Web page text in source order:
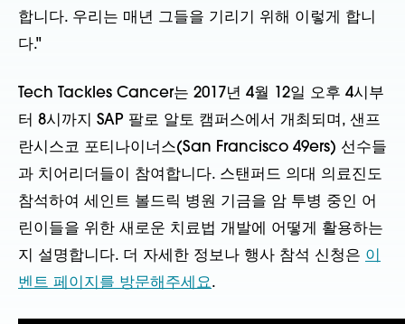
합니다. 우리는 매년 그들을 기리기 위해 이렇게 합니
다."
Tech Tackles Cancer는 2017년 4월 12일 오후 4시부
터 8시까지 SAP 팔로 알토 캠퍼스에서 개최되며, 샌프
란시스코 포티나이너스(San Francisco 49ers) 선수들
과 치어리더들이 참여합니다. 스탠퍼드 의대 의료진도
참석하여 세인트 볼드릭 병원 기금을 암 투병 중인 어
린이들을 위한 새로운 치료법 개발에 어떻게 활용하는
지 설명합니다. 더 자세한 정보나 행사 참석 신청은 이
벤트 페이지를 방문해주세요.